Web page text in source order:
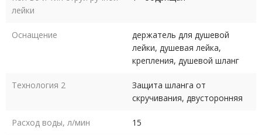
лейки
Оснащение
держатель для душевой
лейки, душевая лейка,
крепления, душевой шланг
Технология 2
Защита шланга от
скручивания, двусторонняя
Расход воды, л/мин 15